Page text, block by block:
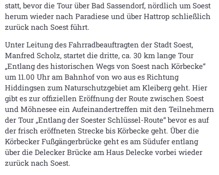
statt, bevor die Tour über Bad Sassendorf, nördlich um Soest
herum wieder nach Paradiese und über Hattrop schließlich
zurück nach Soest führt.
Unter Leitung des Fahrradbeauftragten der Stadt Soest,
Manfred Scholz, startet die dritte, ca. 30 km lange Tour
„Entlang des historischen Wegs von Soest nach Körbecke“
um 11.00 Uhr am Bahnhof von wo aus es Richtung
Hiddingsen zum Naturschutzgebiet am Kleiberg geht. Hier
gibt es zur offiziellen Eröffnung der Route zwischen Soest
und Möhnesee ein Aufeinandertreffen mit den Teilnehmern
der Tour „Entlang der Soester Schlüssel-Route“ bevor es auf
der frisch eröffneten Strecke bis Körbecke geht. Über die
Körbecker Fußgängerbrücke geht es am Südufer entlang
über die Delecker Brücke am Haus Delecke vorbei wieder
zurück nach Soest.